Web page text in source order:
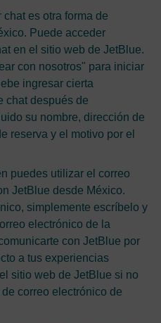
chat es otra forma de
Puede acceder
en el sitio web de JetBlue.
con nosotros" para iniciar
ingresar cierta
chat después de
su nombre, dirección de
reserva y el motivo por el
puedes utilizar el correo
JetBlue desde México.
simplemente escríbelo y
electrónico de la
con JetBlue por
a tus experiencias
sitio web de JetBlue si no
correo electrónico de